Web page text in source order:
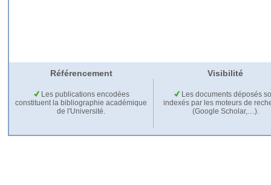
Référencement Visibilité
Les publications encodées
constituent la bibliographie académique
de l'Université.
Les documents déposés
indexés par les moteurs de
(Google Scholar,…).